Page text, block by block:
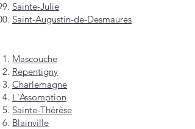
Sainte-Julie
Saint-Augustin-de-Desmaures
Mascouche
Repentigny
Charlemagne
L'Assomption
Sainte-Thérèse
Blainville